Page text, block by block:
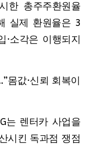
한 총주주환원율
실제 환원율은 3
소각은 이행되지
값·신뢰 회복이
는 렌터카 사업을
시킨 독과점 쟁점